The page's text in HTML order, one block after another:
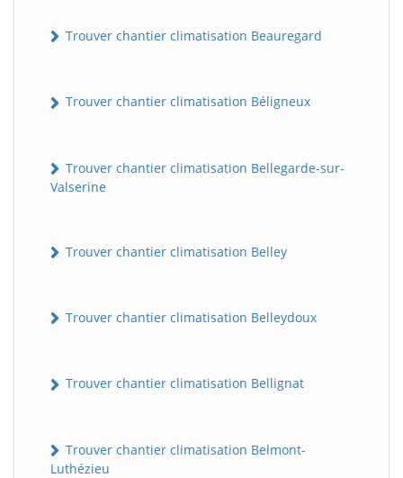
Trouver chantier climatisation Beauregard
Trouver chantier climatisation Béligneux
Trouver chantier climatisation Bellegarde-sur-
Valserine
Trouver chantier climatisation Belley
Trouver chantier climatisation Belleydoux
Trouver chantier climatisation Bellignat
Trouver chantier climatisation Belmont-
Luthézieu